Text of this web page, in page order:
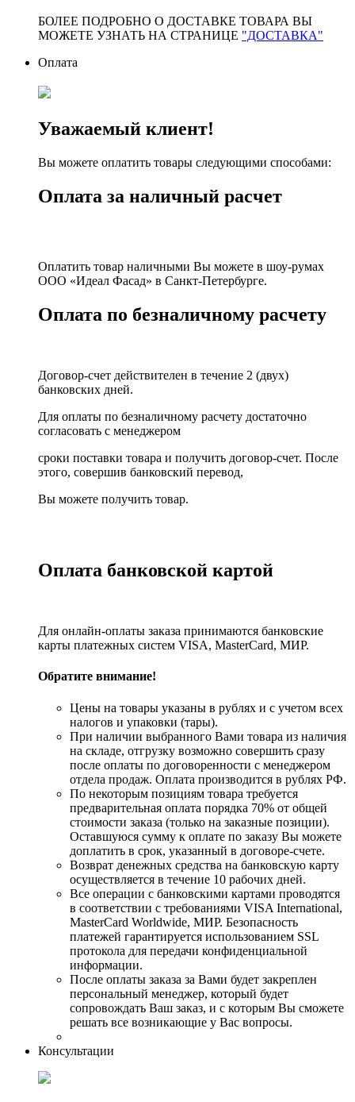
БОЛЕЕ ПОДРОБНО О ДОСТАВКЕ ТОВАРА ВЫ
МОЖЕТЕ УЗНАТЬ НА СТРАНИЦЕ "ДОСТАВКА"
Оплата
Уважаемый клиент!
Вы можете оплатить товары следующими способами:
Оплата за наличный расчет
Оплатить товар наличными Вы можете в шоу-румах
ООО «Идеал Фасад» в Санкт-Петербурге.
Оплата по безналичному расчету
Договор-счет действителен в течение 2 (двух)
банковских дней.
Для оплаты по безналичному расчету достаточно
согласовать с менеджером
сроки поставки товара и получить договор-счет. После
этого, совершив банковский перевод,
Вы можете получить товар.
Оплата банковской картой
Для онлайн-оплаты заказа принимаются банковские
карты платежных систем VISA, MasterСard, МИР.
Обратите внимание!
Цены на товары указаны в рублях и с учетом всех
налогов и упаковки (тары).
При наличии выбранного Вами товара из наличия
на складе, отгрузку возможно совершить сразу
после оплаты по договоренности с менеджером
отдела продаж. Оплата производится в рублях РФ.
По некоторым позициям товара требуется
предварительная оплата порядка 70% от общей
стоимости заказа (только на заказные позиции).
Оставшуюся сумму к оплате по заказу Вы можете
доплатить в срок, указанный в договоре-счете.
Возврат денежных средства на банковскую карту
осуществляется в течение 10 рабочих дней.
Все операции с банковскими картами проводятся
в соответствии с требованиями VISA International,
MasterCard Worldwide, МИР. Безопасность
платежей гарантируется использованием SSL
протокола для передачи конфиденциальной
информации.
После оплаты заказа за Вами будет закреплен
персональный менеджер, который будет
сопровождать Ваш заказ, и с которым Вы сможете
решать все возникающие у Вас вопросы.
Консультации